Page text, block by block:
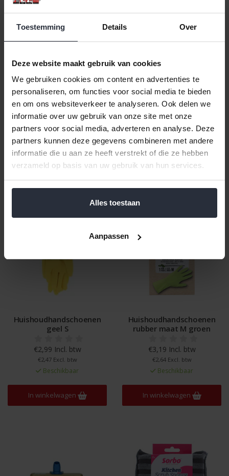
Toestemming Details Over
Deze website maakt gebruik van cookies
We gebruiken cookies om content en advertenties te
personaliseren, om functies voor social media te bieden
en om ons websiteverkeer te analyseren. Ook delen we
informatie over uw gebruik van onze site met onze
partners voor social media, adverteren en analyse. Deze
partners kunnen deze gegevens combineren met andere
informatie die u aan ze heeft verstrekt of die ze hebben
verzameld op basis van uw gebruik van hun services.
Alles toestaan
Aanpassen
Huishoudhandschoenen
€2,99 Incl. btw
€2,47 Excl. btw
Beschikbaar
In winkelwagen
Huishoudhandschoenen
geel M
€2,99 Incl. btw
€2,47 Excl. btw
Beschikbaar
In winkelwagen
Huishoudhandschoenen
geel S
€2,99 Incl. btw
€2,47 Excl. btw
Beschikbaar
In winkelwagen
Huishoudhandschoenen
rubber maat M groen
€3,19 Incl. btw
€2,64 Excl. btw
Beschikbaar
In winkelwagen